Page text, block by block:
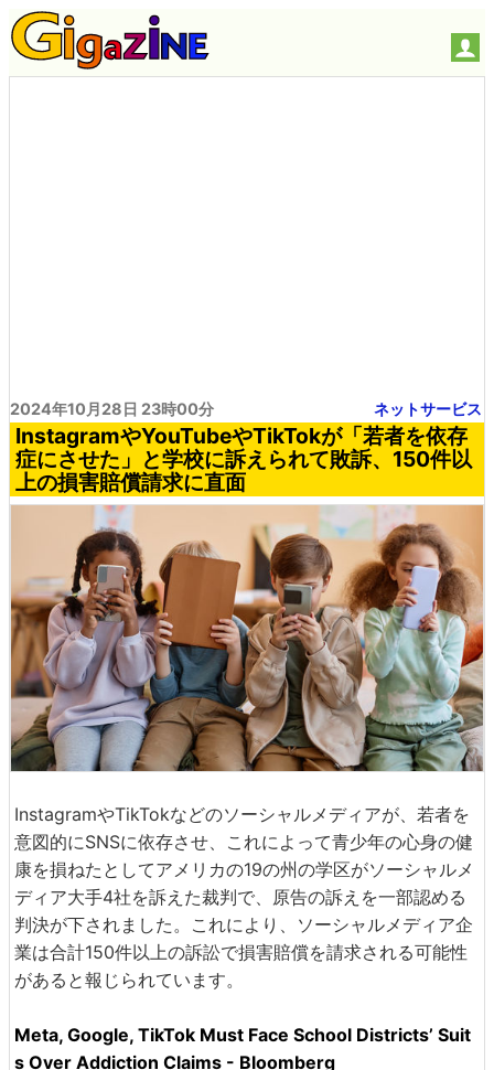
2024年10月28日 23時00分 ネットサービス
InstagramやYouTubeやTikTokが「若者を依存
症にさせた」と学校に訴えられて敗訴、150件以
上の損害賠償請求に直面
InstagramやTikTokなどのソーシャルメディアが、若者を
意図的にSNSに依存させ、これによって青少年の心身の健
康を損ねたとしてアメリカの19の州の学区がソーシャルメ
ディア大手4社を訴えた裁判で、原告の訴えを一部認める
判決が下されました。これにより、ソーシャルメディア企
業は合計150件以上の訴訟で損害賠償を請求される可能性
があると報じられています。
Meta, Google, TikTok Must Face School Districts’ Suit
s Over Addiction Claims - Bloomberg